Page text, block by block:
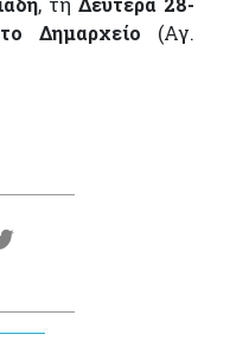
Δημαρχείο (Αγ.